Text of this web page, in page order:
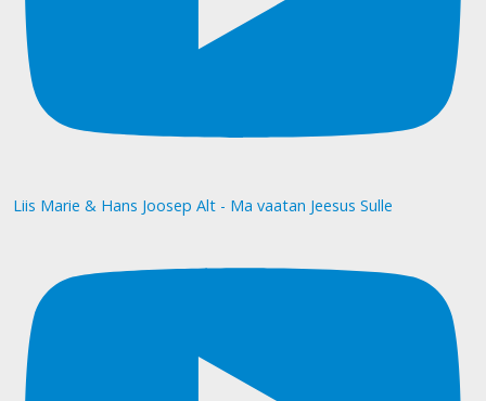
Liis Marie & Hans Joosep Alt - Ma vaatan Jeesus Sulle